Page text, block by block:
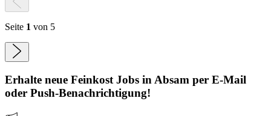
Seite 1 von 5
Erhalte neue Feinkost Jobs in Absam per E-Mail
oder Push-Benachrichtigung!